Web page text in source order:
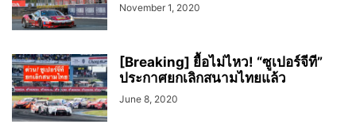
November 1, 2020
[Breaking] ยื้อไม่ไหว! “ซูเปอร์จีที”
ประกาศยกเลิกสนามไทยแล้ว
June 8, 2020